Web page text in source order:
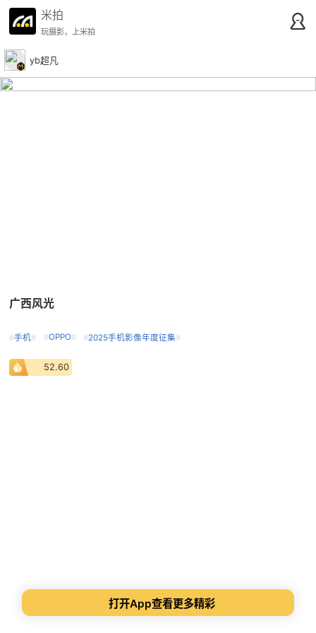
米拍
玩摄影，上米拍
yb超凡
广西风光
#手机# #OPPO# #2025手机影像年度征集#
52.60
打开App查看更多精彩